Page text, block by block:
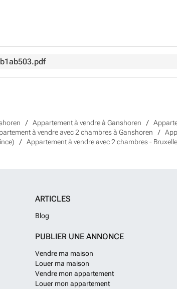
Appartement à vendre à Ganshoren
à vendre avec 2 chambres à Ganshoren
Appartement à vendre avec 2 chambres -
ARTICLES
Blog
PUBLIER UNE ANNONCE
Vendre ma maison
Louer ma maison
Vendre mon appartement
Louer mon appartement